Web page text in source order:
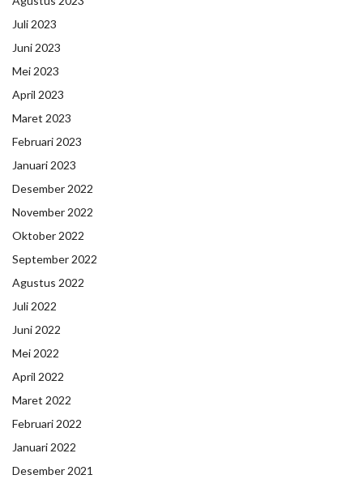
Juli 2023
Juni 2023
Mei 2023
April 2023
Maret 2023
Februari 2023
Januari 2023
Desember 2022
November 2022
Oktober 2022
September 2022
Agustus 2022
Juli 2022
Juni 2022
Mei 2022
April 2022
Maret 2022
Februari 2022
Januari 2022
Desember 2021